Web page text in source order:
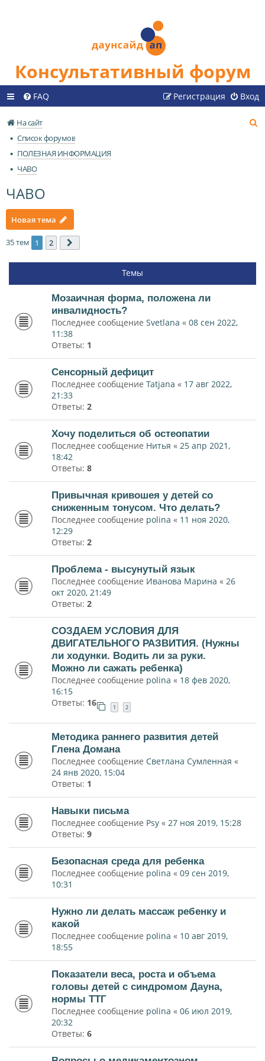
Консультативный форум
FAQ Вход
Регистрация
На сайт
Список форумов
ПОЛЕЗНАЯ ИНФОРМАЦИЯ
ЧАВО
ЧАВО
Новая тема
35 тем 1 2
Темы
Мозаичная форма, положена ли
инвалидность?
Последнее сообщение Svetlana « 08 сен 2022,
11:38
Ответы: 1
Сенсорный дефицит
Последнее сообщение Tatjana « 17 авг 2022,
21:33
Ответы: 2
Хочу поделиться об остеопатии
Последнее сообщение Нитья « 25 апр 2021,
18:42
Ответы: 8
Привычная кривошея у детей со
сниженным тонусом. Что делать?
Последнее сообщение polina « 11 ноя 2020,
12:29
Ответы: 2
Проблема - высунутый язык
Последнее сообщение Иванова Марина « 26
окт 2020, 21:49
Ответы: 2
СОЗДАЕМ УСЛОВИЯ ДЛЯ
ДВИГАТЕЛЬНОГО РАЗВИТИЯ. (Нужны
ли ходунки. Водить ли за руки.
Можно ли сажать ребенка)
Последнее сообщение polina « 18 фев 2020,
16:15
Ответы: 16 1 2
Методика раннего развития детей
Глена Домана
Последнее сообщение Светлана Сумленная «
24 янв 2020, 15:04
Ответы: 1
Навыки письма
Последнее сообщение Psy « 27 ноя 2019, 15:28
Ответы: 9
Безопасная среда для ребенка
Последнее сообщение polina « 09 сен 2019,
10:31
Нужно ли делать массаж ребенку и
какой
Последнее сообщение polina « 10 авг 2019,
18:55
Показатели веса, роста и объема
головы детей с синдромом Дауна,
нормы ТТГ
Последнее сообщение polina « 06 июл 2019,
20:32
Ответы: 6